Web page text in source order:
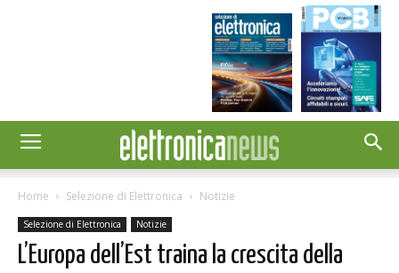
Home Selezione di Elettronica Notizie
Selezione di Elettronica Notizie
L’Europa dell’Est traina la crescita della